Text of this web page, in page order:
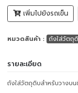
เพิ่มไปยังรถเข็น
หมวดสินค้า : ถังใส่วัตถุ
รายละเอียด
ถังใส่วัตถุดิบสำหรับวางบ